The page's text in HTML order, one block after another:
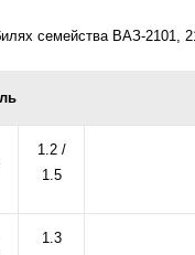
семейства ВАЗ-2101,
1.2 /
1.5
1.3